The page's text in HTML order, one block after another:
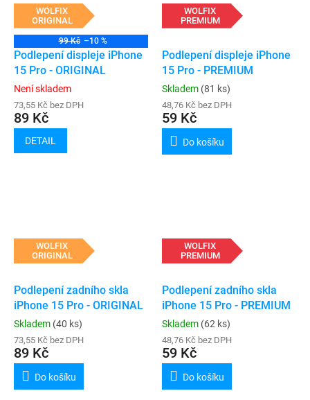
WOLFIX
ORIGINAL
99 Kč –10 %
Podlepení displeje iPhone
15 Pro - ORIGINAL
Není skladem
73,55 Kč bez DPH
89 Kč
DETAIL
WOLFIX
PREMIUM
Podlepení displeje iPhone
15 Pro - PREMIUM
Skladem (81 ks)
48,76 Kč bez DPH
59 Kč
Do košíku
WOLFIX
ORIGINAL
Podlepení zadního skla
iPhone 15 Pro - ORIGINAL
Skladem (40 ks)
73,55 Kč bez DPH
89 Kč
Do košíku
WOLFIX
PREMIUM
Podlepení zadního skla
iPhone 15 Pro - PREMIUM
Skladem (62 ks)
48,76 Kč bez DPH
59 Kč
Do košíku